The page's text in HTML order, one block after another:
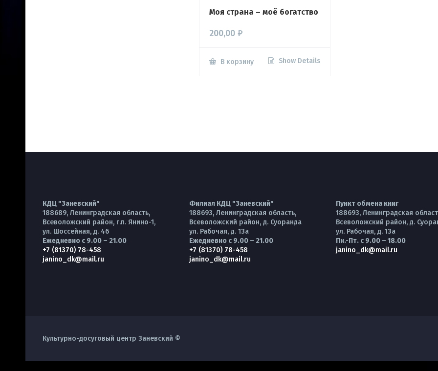
Моя страна – моё богатство
200,00 ₽
В корзину Show Details
КДЦ "Заневский"
188689, Ленинградская область,
Всеволожский район, г.п. Янино-1,
ул. Шоссейная, д. 46
Ежедневно с 9.00 – 21.00
+7 (81370) 78-458
janino_dk@mail.ru
Филиал КДЦ "Заневский"
188693, Ленинградская область,
Всеволожский район, д. Суоранда
ул. Рабочая, д. 13а
Ежедневно с 9.00 – 21.00
+7 (81370) 78-458
janino_dk@mail.ru
Пункт обмена книг
188693, Ленинградская
Всеволожский район, д.
ул. Рабочая, д. 13а
Пн.-Пт. с 9.00 – 18.00
janino_dk@mail.ru
Культурно-досуговый центр Заневский ©